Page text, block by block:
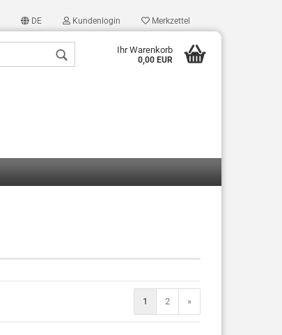
DE Kundenlogin Merkzettel
Ihr Warenkorb
0,00 EUR
1 2 »